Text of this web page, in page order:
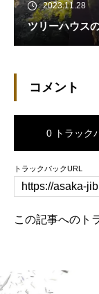
2023.11.28
ツリーハウス
コメント
0 トラック
トラックバックURL
この記事へのト